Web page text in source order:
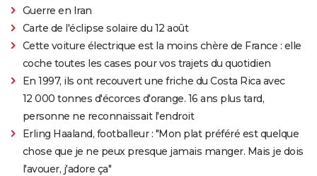
Guerre en Iran
Carte de l'éclipse solaire du 12 août
Cette voiture électrique est la moins chère de France : elle
coche toutes les cases pour vos trajets du quotidien
En 1997, ils ont recouvert une friche du Costa Rica avec
12 000 tonnes d'écorces d'orange. 16 ans plus tard,
personne ne reconnaissait l'endroit
Erling Haaland, footballeur : "Mon plat préféré est quelque
chose que je ne peux presque jamais manger. Mais je dois
l'avouer, j'adore ça"